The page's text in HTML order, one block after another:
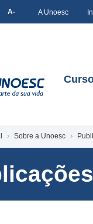
A- A Unoesc
Sobre a Unoesc